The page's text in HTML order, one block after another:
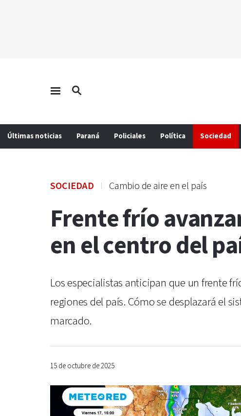
Últimas noticias Paraná Policiales Política Sociedad
SOCIEDAD Cambio de aire en el país
Frente frío
en el centro del
Los especialistas anticipan que un frente
regiones del país. Cómo se desplazará el
marcado.
15 de octubre de 2025